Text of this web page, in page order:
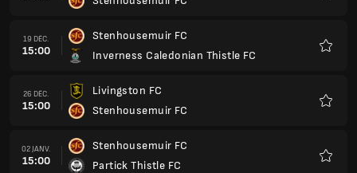
19 DÉC.
15:00
Stenhousemuir FC
Inverness Caledonian Thistle FC
26 DÉC.
15:00
Livingston FC
Stenhousemuir FC
02 JANV.
15:00
Stenhousemuir FC
Partick Thistle FC